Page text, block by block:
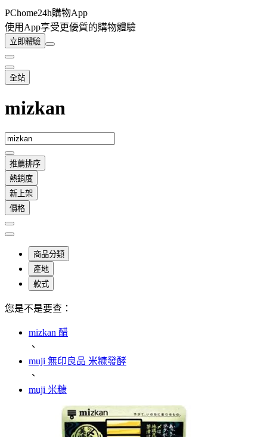
PChome24h購物App
使用App享受更優質的購物體驗
立即體驗
全站
mizkan
推薦排序
熱銷度
新上架
價格
商品分類
產地
款式
您是不是要查：
mizkan 醋
、
muji 無印良品 米糠發酵
、
muji 米糠